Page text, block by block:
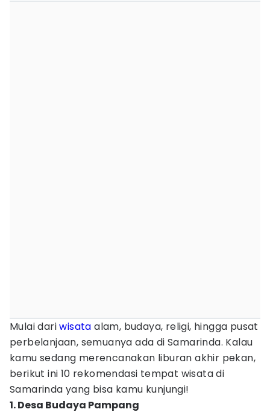
Mulai dariwisata alam, budaya, religi, hingga pusat
perbelanjaan, semuanya ada di Samarinda. Kalau
kamu sedang merencanakan liburan akhir pekan,
berikut ini 10 rekomendasi tempat wisata di
Samarinda yang bisa kamu kunjungi!
1. Desa Budaya Pampang